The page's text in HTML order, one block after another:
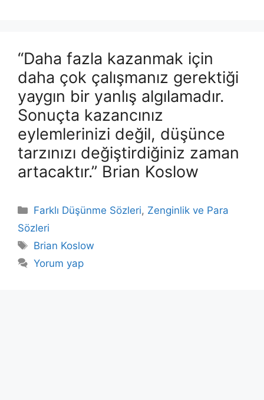
“Daha fazla kazanmak için
daha çok çalışmanız gerektiği
yaygın bir yanlış algılamadır.
Sonuçta kazancınız
eylemlerinizi değil, düşünce
tarzınızı değiştirdiğiniz zaman
artacaktır.” Brian Koslow
Kategoriler
Farklı Düşünme Sözleri, Zenginlik ve Para
Sözleri
Etiketler
Brian Koslow
Yorum yap